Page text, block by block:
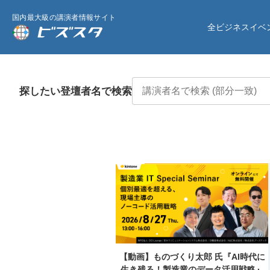
国内最大級の講演者情報サイト
全ビジネスイベ
探したい登壇者名で検索
【動画】ものづくり太郎 氏『AI時代に